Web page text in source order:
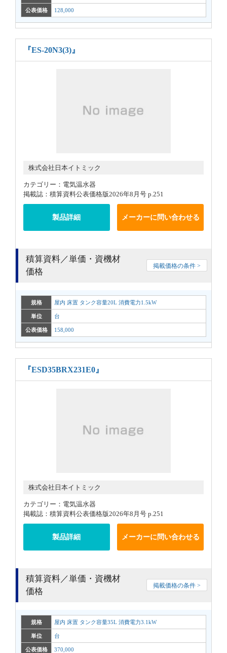
公表価格 128,000
『ES-20N3(3)』
株式会社日本イトミック
カテゴリー：電気温水器
掲載誌：積算資料公表価格版2026年8月号 p.251
製品詳細 メーカーに問い合わせる
積算資料／単価・資機材
価格
掲載価格の条件 >
規格 屋内 床置 タンク容量20L 消費電力1.5kW
単位 台
公表価格 158,000
『ESD35BRX231E0』
株式会社日本イトミック
カテゴリー：電気温水器
掲載誌：積算資料公表価格版2026年8月号 p.251
製品詳細 メーカーに問い合わせる
積算資料／単価・資機材
価格
掲載価格の条件 >
規格 屋内 床置 タンク容量35L 消費電力3.1kW
単位 台
公表価格 370,000